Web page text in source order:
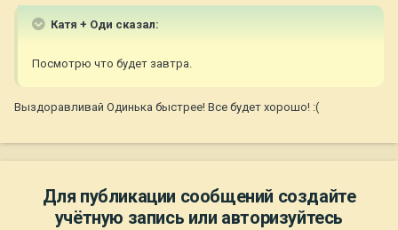
Катя + Оди сказал:
Посмотрю что будет завтра.
Выздоравливай Одинька быстрее! Все будет хорошо! :(
Для публикации сообщений создайте
учётную запись или авторизуйтесь